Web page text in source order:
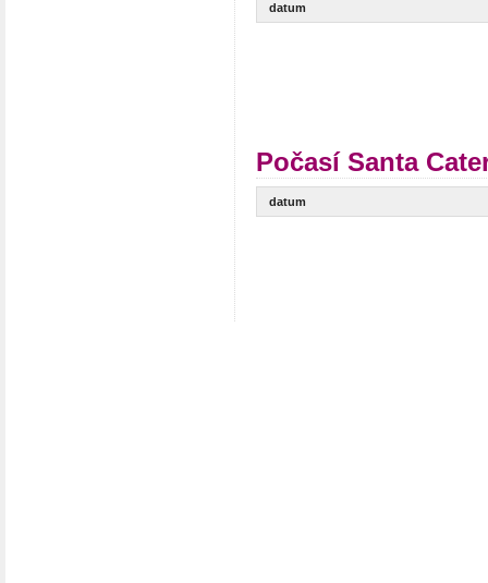
datum
Počasí Santa
datum